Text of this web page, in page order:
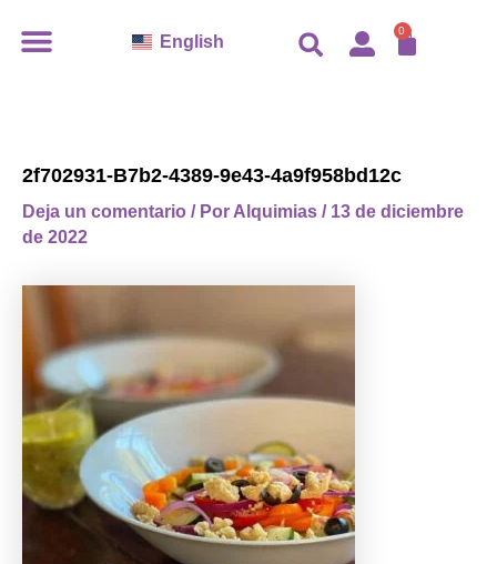
English 0
2f702931-B7b2-4389-9e43-4a9f958bd12c
Deja un comentario / Por Alquimias / 13 de diciembre
de 2022